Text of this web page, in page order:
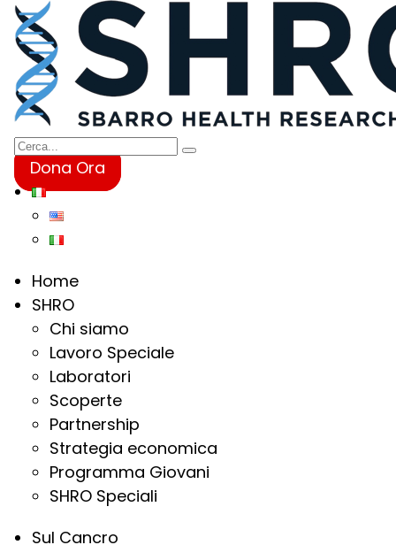
Dona Ora
Home
SHRO
Chi siamo
Lavoro Speciale
Laboratori
Scoperte
Partnership
Strategia economica
Programma Giovani
SHRO Speciali
Sul Cancro